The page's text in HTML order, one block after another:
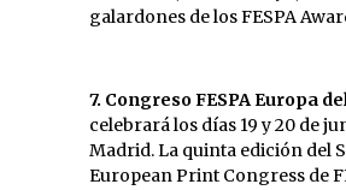
galardones de los FESPA
7. Congreso FESPA Europa
celebrará los días 19 y 20 de
Madrid. La quinta edición del
European Print Congress de